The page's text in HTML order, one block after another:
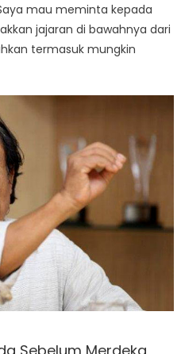
mau meminta kepada
jajaran di bawahnya dari
termasuk mungkin